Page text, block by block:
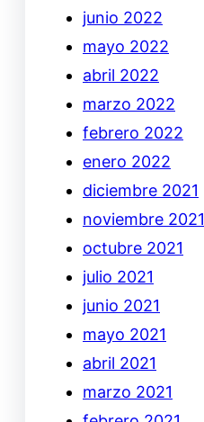
junio 2022
mayo 2022
abril 2022
marzo 2022
febrero 2022
enero 2022
diciembre 2021
noviembre 2021
octubre 2021
julio 2021
junio 2021
mayo 2021
abril 2021
marzo 2021